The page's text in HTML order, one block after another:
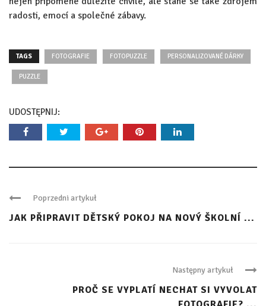
radosti, emocí a společné zábavy.
TAGS FOTOGRAFIE FOTOPUZZLE PERSONALIZOVANÉ DÁRKY
PUZZLE
UDOSTĘPNIJ:
Poprzedni artykuł
JAK PŘIPRAVIT DĚTSKÝ POKOJ NA NOVÝ ŠKOLNÍ ...
Następny artykuł
PROČ SE VYPLATÍ NECHAT SI VYVOLAT